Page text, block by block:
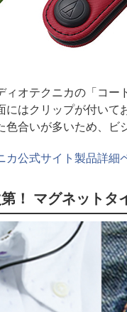
ィオテクニカの「コ
にはクリップが付い
色合いが多いため、ビ
カ公式サイト製品詳細
！ マグネット